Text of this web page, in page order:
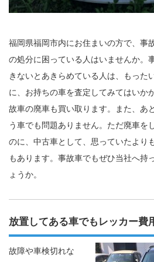
福岡県福岡市内にお住まいの方で、事
の処分に困っている人はいませんか。
きないとあきらめている人は、もった
に、お持ちの車を査定してみてはいか
故車の廃車も買い取ります。また、あ
う車でも問題ありません。ただ廃車を
のに、中古車として、思っていたより
もあります。事故車でもぜひ当社へ持
ょうか。
放置してある車でもレッカー費
故障や車検切れな